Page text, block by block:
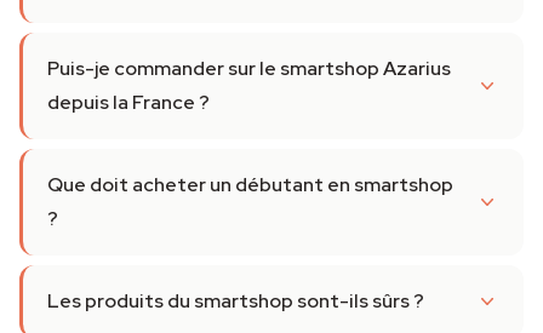
Puis-je commander sur le smartshop Azarius
depuis la France ?
Que doit acheter un débutant en smartshop
?
Les produits du smartshop sont-ils sûrs ?